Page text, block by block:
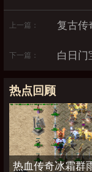
上一篇： 复古传
下一篇： 白日门
热点回顾